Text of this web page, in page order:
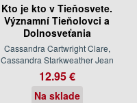
Kto je kto v Tieňosvete.
Významní Tieňolovci a
Dolnosveťania
Cassandra Cartwright Clare,
Cassandra Starkweather Jean
12.95 €
Na sklade